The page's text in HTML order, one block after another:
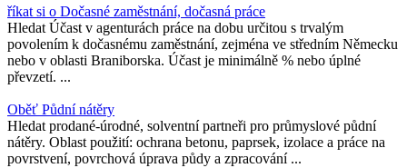
říkat si o Dočasné zaměstnání, dočasná práce
Hledat Účast v agenturách práce na dobu určitou s trvalým
povolením k dočasnému zaměstnání, zejména ve středním Německu
nebo v oblasti Braniborska. Účast je minimálně % nebo úplné
převzetí. ...
Oběť Půdní nátěry
Hledat prodané-úrodné, solventní partneři pro průmyslové půdní
nátěry. Oblast použití: ochrana betonu, paprsek, izolace a práce na
povrstvení, povrchová úprava půdy a zpracování ...